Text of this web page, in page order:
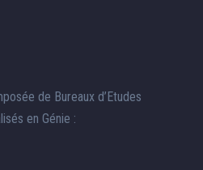
de Bureaux d’Etudes
en Génie :